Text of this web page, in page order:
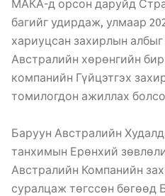
МАКА-д орсон даруйд
багийг удирдаж, улмаар
хариуцсан захирлын
Австралийн хөрөнгийн
компанийн Гүйцэтгэх
томилогдон ажиллах
Баруун Австралийн
танхимын Ерөнхий
Австралийн Компанийн
суралцаж төгссөн бөгөөд